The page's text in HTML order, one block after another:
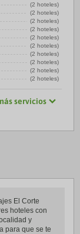
(2 hoteles)
(2 hoteles)
(2 hoteles)
(2 hoteles)
(2 hoteles)
(2 hoteles)
(2 hoteles)
(2 hoteles)
(2 hoteles)
(2 hoteles)
servicios
El Corte
hoteles con
y
para que se te